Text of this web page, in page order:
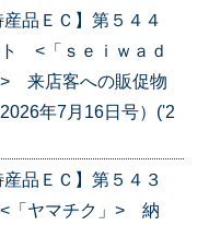
品ＥＣ】第５４４
<「ｓｅｉｗａｄ
> 来店客への販促物
年7月16日号）('2
品ＥＣ】第５４３
「ヤマチク」> 納